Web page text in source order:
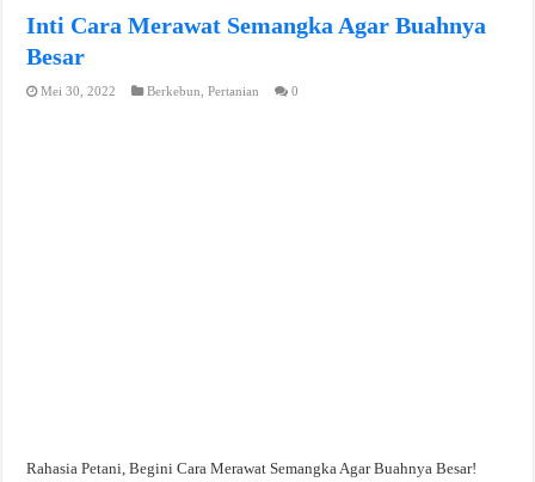
Inti Cara Merawat Semangka Agar Buahnya
Besar
Mei 30, 2022 Berkebun ,Pertanian 0
Rahasia Petani, Begini Cara Merawat Semangka Agar Buahnya Besar!